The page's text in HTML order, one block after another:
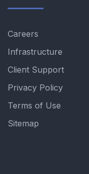
Careers
Infrastructure
Client Support
Privacy Policy
Terms of Use
Sitemap